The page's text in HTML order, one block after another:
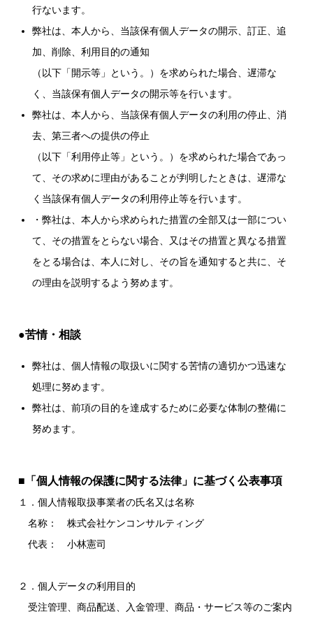
行ないます。
弊社は、本人から、当該保有個人データの開示、訂正、追
加、削除、利用目的の通知
（以下「開示等」という。）を求められた場合、遅滞な
く、当該保有個人データの開示等を行います。
弊社は、本人から、当該保有個人データの利用の停止、消
去、第三者への提供の停止
（以下「利用停止等」という。）を求められた場合であっ
て、その求めに理由があることが判明したときは、遅滞な
く当該保有個人データの利用停止等を行います。
・弊社は、本人から求められた措置の全部又は一部につい
て、その措置をとらない場合、又はその措置と異なる措置
をとる場合は、本人に対し、その旨を通知すると共に、そ
の理由を説明するよう努めます。
●苦情・相談
弊社は、個人情報の取扱いに関する苦情の適切かつ迅速な
処理に努めます。
弊社は、前項の目的を達成するために必要な体制の整備に
努めます。
■「個人情報の保護に関する法律」に基づく公表事項
１．個人情報取扱事業者の氏名又は名称
名称： 株式会社ケンコンサルティング
代表： 小林憲司
２．個人データの利用目的
受注管理、商品配送、入金管理、商品・サービス等のご案内